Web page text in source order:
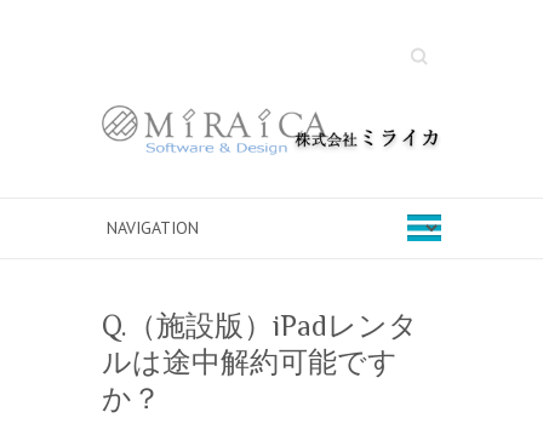
Search
Q.（施設版）iPadレンタ
ルは途中解約可能です
か？